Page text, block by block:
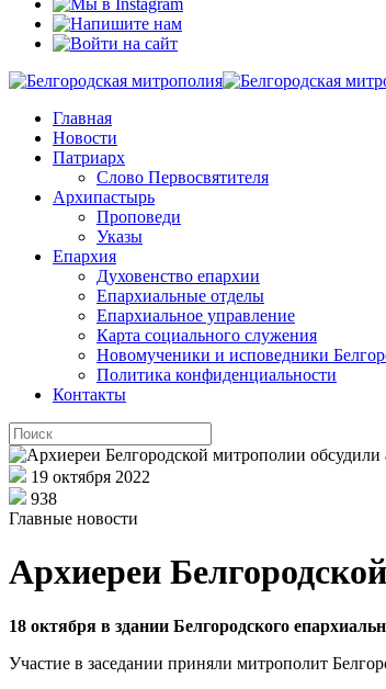
Главная
Новости
Патриарх
Слово Первосвятителя
Архипастырь
Проповеди
Указы
Епархия
Духовенство епархии
Епархиальные отделы
Епархиальное управление
Карта социального служения
Новомученики и исповедники
Политика конфиденциальности
Контакты
19 октября 2022
938
Главные новости
Архиереи
18 октября в здании Белгородского
Участие в заседании приняли митрополит